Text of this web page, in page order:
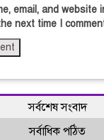
email, and website
next time I
সর্বশেষ সংবাদ
সর্বাধিক পঠিত